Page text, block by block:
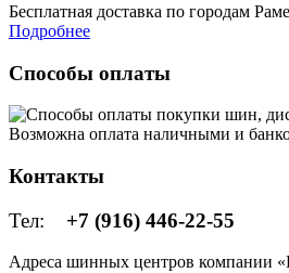
Бесплатная доставка по городам
Подробнее
Способы оплаты
Возможна оплата наличными и
Контакты
Тел: +7 (916) 446-22-55
Адреса шинных центров компании